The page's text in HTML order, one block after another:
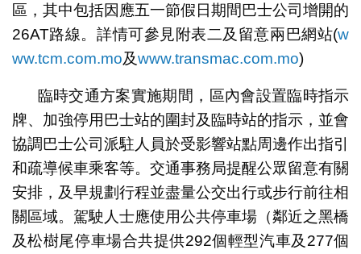
區，其中包括因應五一節假日期間巴士公司增開的
26AT路線。詳情可參見附表二及留意兩巴網站(w
ww.tcm.com.mo及www.transmac.com.mo)
臨時交通方案實施期間，區內會設置臨時指示
牌、加強停用巴士站的圍封及臨時站的指示，並會
協調巴士公司派駐人員於受影響站點周邊作出指引
和疏導候車乘客等。交通事務局提醒公眾留意有關
安排，及早規劃行程並盡量公交出行或步行前往相
關區域。駕駛人士應使用公共停車場（鄰近之黑橋
及松樹尾停車場合共提供292個輕型汽車及277個